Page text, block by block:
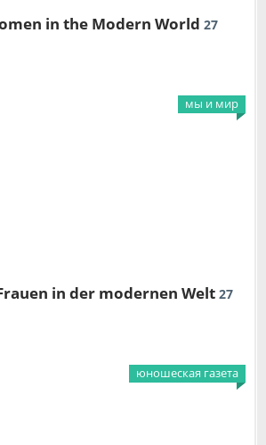
in the Modern World 27
мы и мир
in der modernen Welt 27
юношеская газета